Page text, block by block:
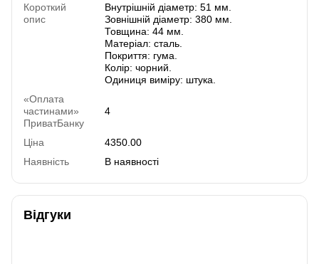
Короткий
опис
Внутрішній діаметр: 51 мм.
Зовнішній діаметр: 380 мм.
Товщина: 44 мм.
Матеріал: сталь.
Покриття: гума.
Колір: чорний.
Одиниця виміру: штука.
«Оплата
частинами»
ПриватБанку
4
Ціна
4350.00
Наявність
В наявності
Відгуки